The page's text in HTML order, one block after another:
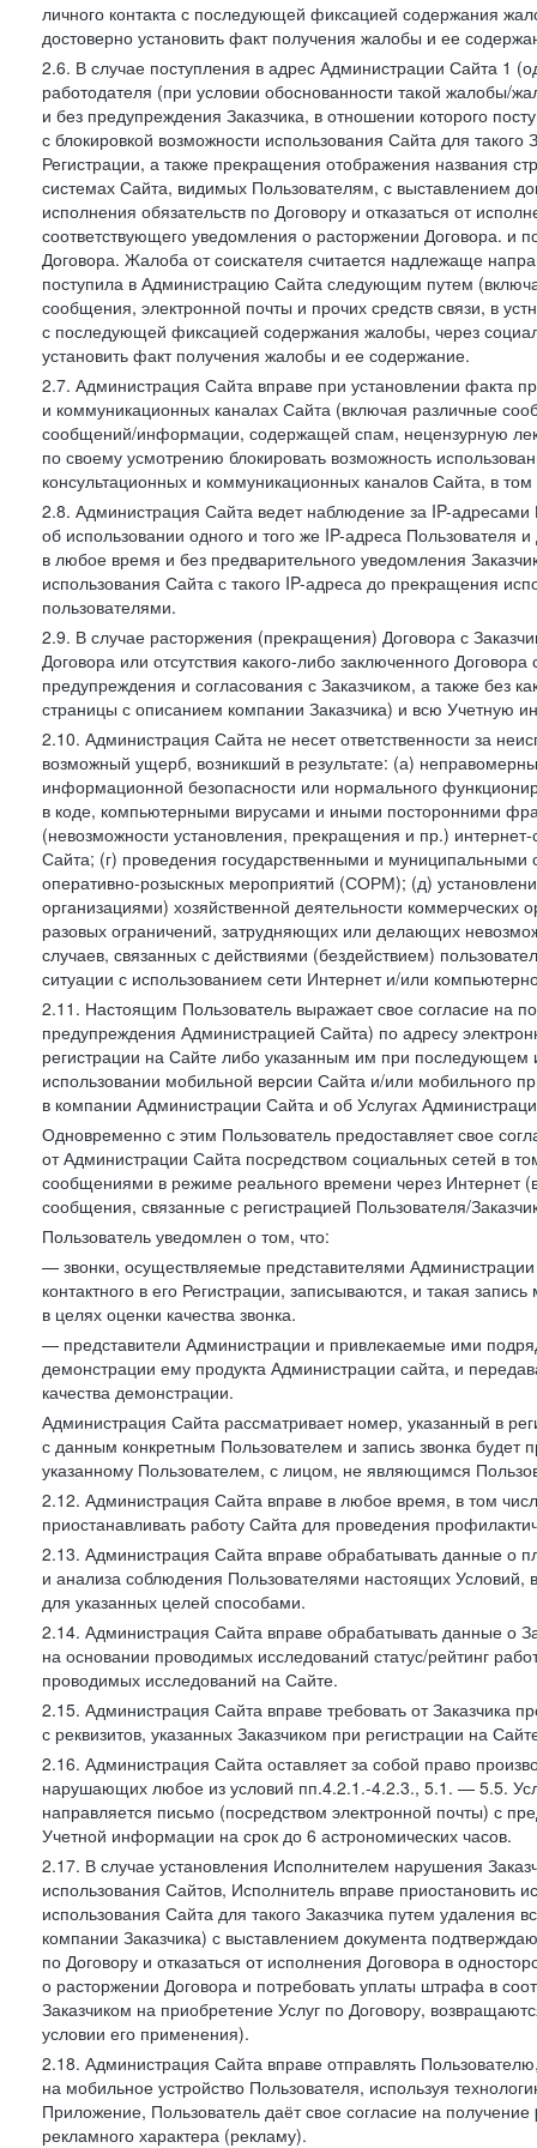
личного контакта с последующей фиксацией содержания
достоверно установить факт получения жалобы и ее
2.6. В случае поступления в адрес Администрации Сайта 1
работодателя (при условии обоснованности такой
и без предупреждения Заказчика, в отношении которого
с блокировкой возможности использования Сайта для
Регистрации, а также прекращения отображения названия
системах Сайта, видимых Пользователям, с выставлением
исполнения обязательств по Договору и отказаться от
соответствующего уведомления о расторжении Договора. и
Договора. Жалоба от соискателя считается надлежаще
поступила в Администрацию Сайта следующим путем
сообщения, электронной почты и прочих средств связи, в
с последующей фиксацией содержания жалобы, через
установить факт получения жалобы и ее содержание.
2.7. Администрация Сайта вправе при установлении факта
и коммуникационных каналах Сайта (включая различные
сообщений/информации, содержащей спам, нецензурную
по своему усмотрению блокировать возможность
консультационных и коммуникационных каналов Сайта, в
2.8. Администрация Сайта ведет наблюдение за IP-
об использовании одного и того же IP-адреса Пользователя
в любое время и без предварительного уведомления
использования Сайта с такого IP-адреса до прекращения
пользователями.
2.9. В случае расторжения (прекращения) Договора с
Договора или отсутствия какого-либо заключенного
предупреждения и согласования с Заказчиком, а также без
страницы с описанием компании Заказчика) и всю Учетную
2.10. Администрация Сайта не несет ответственности за
возможный ущерб, возникший в результате: (а)
информационной безопасности или нормального
в коде, компьютерными вирусами и иными посторонними
(невозможности установления, прекращения и пр.)
Сайта; (г) проведения государственными и
оперативно-розыскных мероприятий (СОРМ); (д)
организациями) хозяйственной деятельности коммерческих
разовых ограничений, затрудняющих или делающих
случаев, связанных с действиями (бездействием)
ситуации с использованием сети Интернет и/или
2.11. Настоящим Пользователь выражает свое согласие на
предупреждения Администрацией Сайта) по адресу
регистрации на Сайте либо указанным им при
использовании мобильной версии Сайта и/или мобильного
в компании Администрации Сайта и об Услугах
Одновременно с этим Пользователь предоставляет свое
от Администрации Сайта посредством социальных сетей в
сообщениями в режиме реального времени через Интернет
сообщения, связанные с регистрацией Пользователя/
Пользователь уведомлен о том, что:
— звонки, осуществляемые представителями
контактного в его Регистрации, записываются, и такая
в целях оценки качества звонка.
— представители Администрации и привлекаемые ими
демонстрации ему продукта Администрации сайта, и
качества демонстрации.
Администрация Сайта рассматривает номер, указанный в
с данным конкретным Пользователем и запись звонка будет
указанному Пользователем, с лицом, не являющимся
2.12. Администрация Сайта вправе в любое время, в том
приостанавливать работу Сайта для проведения
2.13. Администрация Сайта вправе обрабатывать данные о
и анализа соблюдения Пользователями настоящих
для указанных целей способами.
2.14. Администрация Сайта вправе обрабатывать данные о
на основании проводимых исследований статус/рейтинг
проводимых исследований на Сайте.
2.15. Администрация Сайта вправе требовать от Заказчика
с реквизитов, указанных Заказчиком при регистрации на
2.16. Администрация Сайта оставляет за собой право
нарушающих любое из условий пп.4.2.1.-4.2.3., 5.1. — 5.5.
направляется письмо (посредством электронной почты) с
Учетной информации на срок до 6 астрономических часов.
2.17. В случае установления Исполнителем нарушения
использования Сайтов, Исполнитель вправе приостановить
использования Сайта для такого Заказчика путем
компании Заказчика) с выставлением документа
по Договору и отказаться от исполнения Договора в
о расторжении Договора и потребовать уплаты штрафа в
Заказчиком на приобретение Услуг по Договору,
условии его применения).
2.18. Администрация Сайта вправе отправлять
на мобильное устройство Пользователя, используя
Приложение, Пользователь даёт свое согласие на
рекламного характера (рекламу).